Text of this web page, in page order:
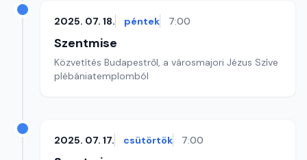
2025. 07. 18. péntek 7:00
Szentmise
Közvetítés Budapestről, a városmajori Jézus Szíve
plébániatemplomból
2025. 07. 17. csütörtök 7:00